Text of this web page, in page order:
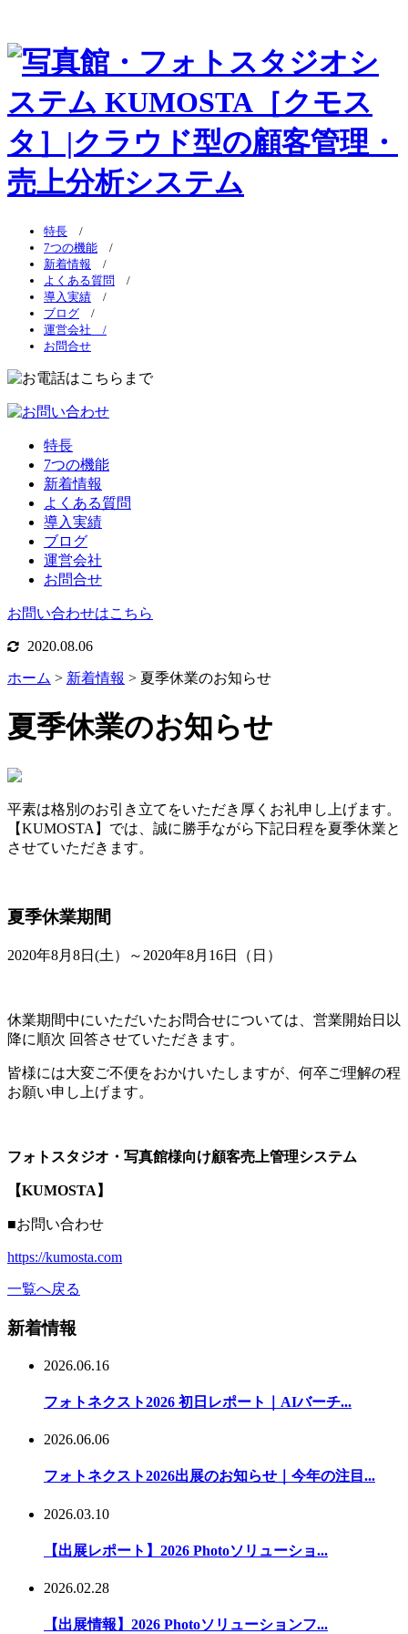
特長 /
7つの機能 /
新着情報 /
よくある質問 /
導入実績 /
ブログ /
運営会社 /
お問合せ
特長
7つの機能
新着情報
よくある質問
導入実績
ブログ
運営会社
お問合せ
お問い合わせはこちら
2020.08.06
ホーム > 新着情報 > 夏季休業のお知らせ
夏季休業のお知らせ
平素は格別のお引き立てをいただき厚くお礼申し上げます。
【KUMOSTA】では、誠に勝手ながら下記日程を夏季休業と
させていただきます。
夏季休業期間
2020年8月8日(土）～2020年8月16日（日）
休業期間中にいただいたお問合せについては、営業開始日以
降に順次 回答させていただきます。
皆様には大変ご不便をおかけいたしますが、何卒ご理解の程
お願い申し上げます。
フォトスタジオ・写真館様向け顧客売上管理システム
【KUMOSTA】
■お問い合わせ
https://kumosta.com
一覧へ戻る
新着情報
2026.06.16
フォトネクスト2026 初日レポート｜AIバーチ...
2026.06.06
フォトネクスト2026出展のお知らせ｜今年の注目...
2026.03.10
【出展レポート】2026 Photoソリューショ...
2026.02.28
【出展情報】2026 Photoソリューションフ...